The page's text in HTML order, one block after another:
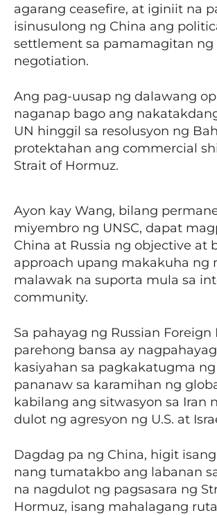
agarang ceasefire, at iginiit na
isinusulong ng China ang
settlement sa pamamagitan ng
negotiation.
Ang pag-uusap ng dalawang
naganap bago ang
UN hinggil sa resolusyon ng
protektahan ang commercial
Strait of Hormuz.
Ayon kay Wang, bilang
miyembro ng UNSC, dapat
China at Russia ng objective at
approach upang makakuha ng
malawak na suporta mula sa
community.
Sa pahayag ng Russian Foreign
parehong bansa ay
kasiyahan sa pagkakatugma
pananaw sa karamihan ng
kabilang ang sitwasyon sa Iran
dulot ng agresyon ng U.S. at
Dagdag pa ng China, higit
nang tumatakbo ang labanan
na nagdulot ng pagsasara ng
Hormuz, isang mahalagang